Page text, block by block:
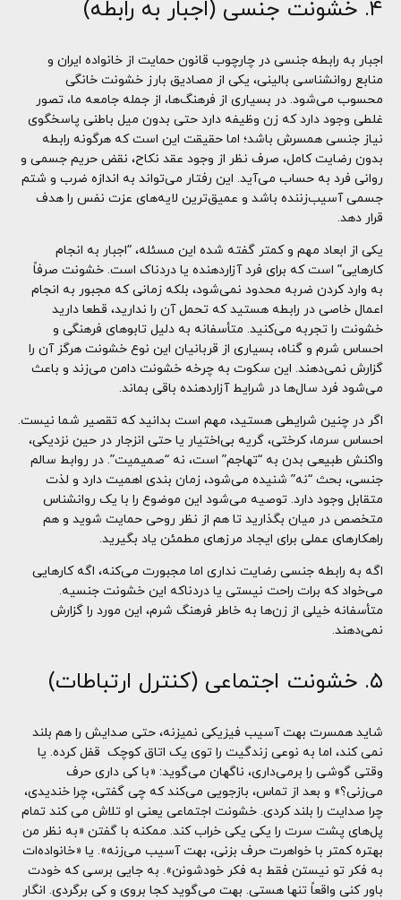
۴. خشونت جنسی (اجبار به رابطه)
اجبار به رابطه جنسی در چارچوب قانون حمایت از خانواده ایران و
منابع روانشناسی بالینی، یکی از مصادیق بارز خشونت خانگی
محسوب می‌شود. در بسیاری از فرهنگ‌ها، از جمله جامعه ما، تصور
غلطی وجود دارد که زن وظیفه دارد حتی بدون میل باطنی پاسخگوی
نیاز جنسی همسرش باشد؛ اما حقیقت این است که هرگونه رابطه
بدون رضایت کامل، صرف نظر از وجود عقد نکاح، نقض حریم جسمی و
روانی فرد به حساب می‌آید. این رفتار می‌تواند به اندازه ضرب و شتم
جسمی آسیب‌زننده باشد و عمیق‌ترین لایه‌های عزت نفس را هدف
قرار دهد.
یکی از ابعاد مهم و کمتر گفته شده این مسئله، “اجبار به انجام
کارهایی” است که برای فرد آزاردهنده یا دردناک است. خشونت صرفاً
به وارد کردن ضربه محدود نمی‌شود، بلکه زمانی که مجبور به انجام
اعمال خاصی در رابطه هستید که تحمل آن را ندارید، قطعا دارید
خشونت را تجربه می‌کنید. متأسفانه به دلیل تابوهای فرهنگی و
احساس شرم و گناه، بسیاری از قربانیان این نوع خشونت هرگز آن را
گزارش نمی‌دهند. این سکوت به چرخه خشونت دامن می‌زند و باعث
می‌شود فرد سال‌ها در شرایط آزاردهنده باقی بماند.
اگر در چنین شرایطی هستید، مهم است بدانید که تقصیر شما نیست.
احساس سرما، کرختی، گریه بی‌اختیار یا حتی انزجار در حین نزدیکی،
واکنش طبیعی بدن به “تهاجم” است، نه “صمیمیت”. در روابط سالم
جنسی، بحث “نه” شنیده می‌شود، زمان بندی اهمیت دارد و لذت
متقابل وجود دارد. توصیه می‌شود این موضوع را با یک روانشناس
متخصص در میان بگذارید تا هم از نظر روحی حمایت شوید و هم
راهکارهای عملی برای ایجاد مرزهای مطمئن یاد بگیرید.
اگه به رابطه جنسی رضایت نداری اما مجبورت می‌کنه، اگه کارهایی
می‌خواد که برات راحت نیستی یا دردناکه این خشونت جنسیه.
متأسفانه خیلی از زن‌ها به خاطر فرهنگ شرم، این مورد را گزارش
نمی‌دهند.
۵. خشونت اجتماعی (کنترل ارتباطات)
شاید همسرت بهت آسیب فیزیکی نمیزنه، حتی صدایش را هم بلند
نمی کند، اما به نوعی زندگیت را توی یک اتاق کوچک قفل کرده. یا
وقتی گوشی را برمی‌داری، ناگهان می‌گوید: «با کی داری حرف
می‌زنی؟» و بعد از تماس، بازجویی می‌کند که چی گفتی، چرا خندیدی،
چرا صدایت را بلند کردی. خشونت اجتماعی یعنی او تلاش می کند تمام
پل‌های پشت سرت را یکی یکی خراب کند. ممکنه با گفتن «به نظر من
بهتره کمتر با خواهرت حرف بزنی، بهت آسیب می‌زنه». یا «خانواده‌ات
به فکر تو نیستن فقط به فکر خودشونن». به جایی برسی که خودت
باور کنی واقعاً تنها هستی. بهت می‌گوید کجا بروی و کی برگردی. انگار